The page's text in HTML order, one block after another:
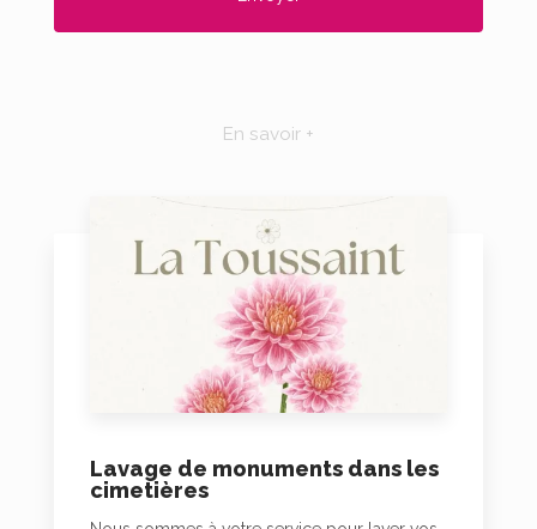
En savoir +
Lavage de monuments dans les
cimetières